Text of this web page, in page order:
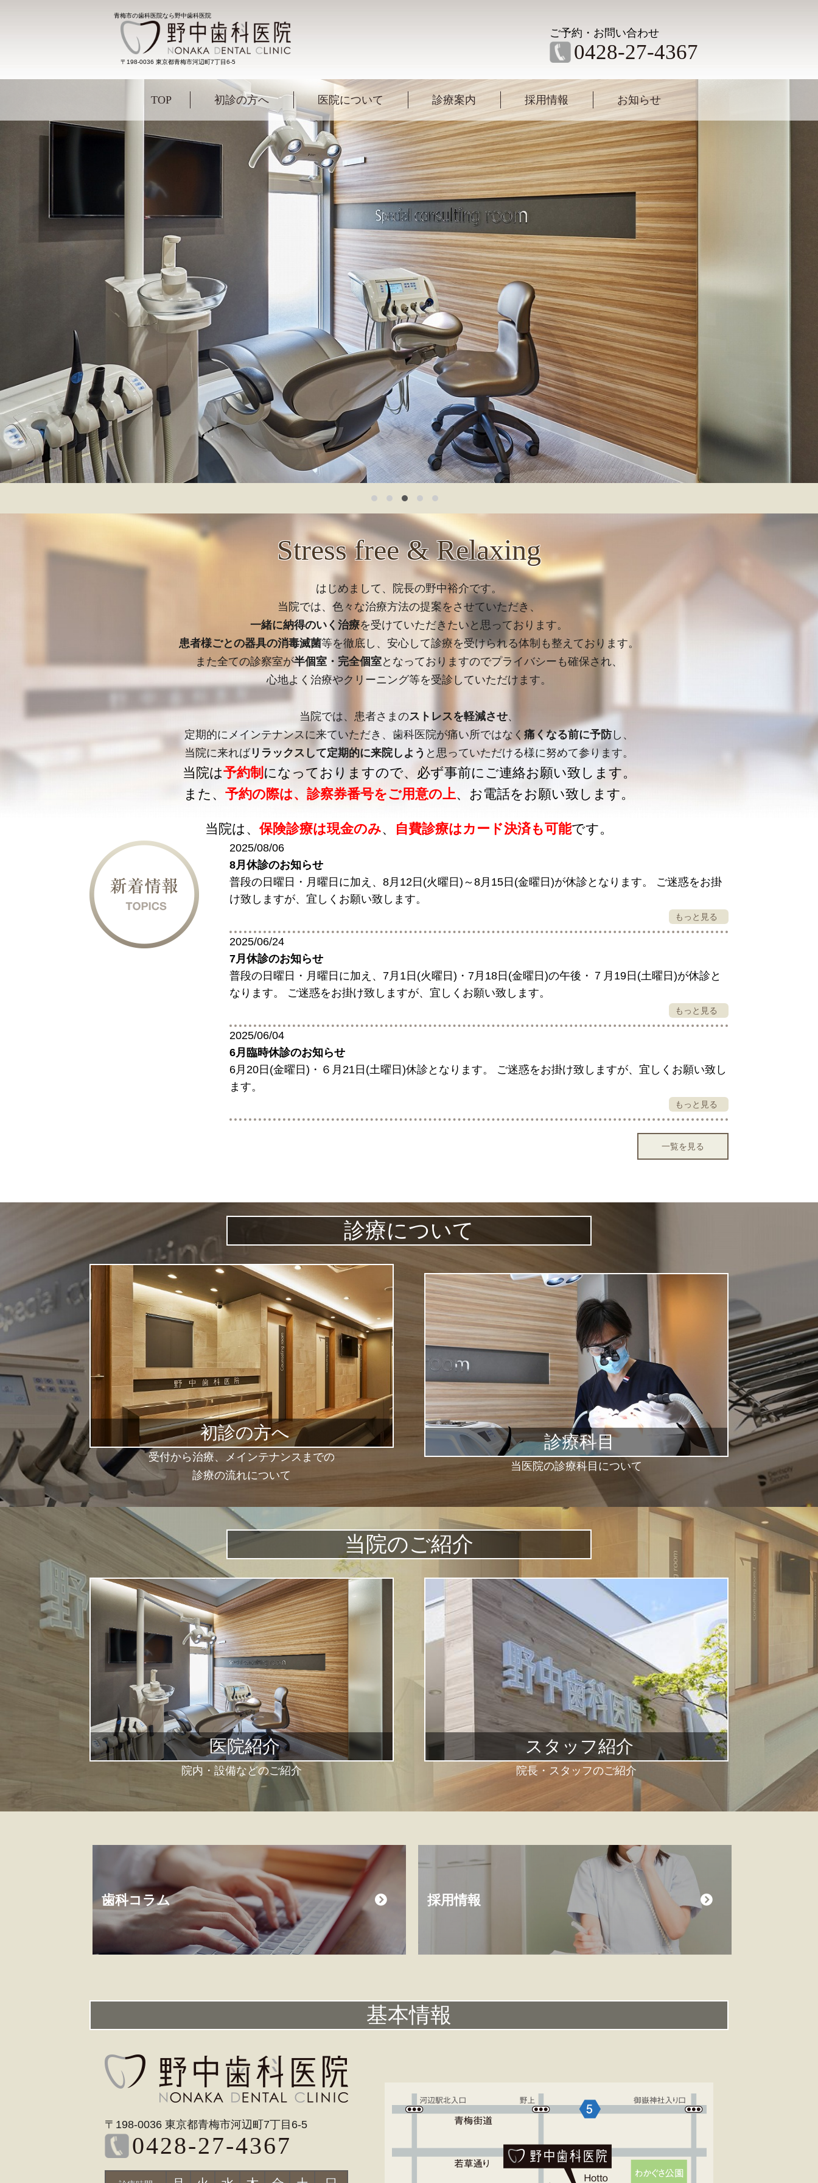
青梅市の歯科医院なら野中歯科医院
〒198-0036 東京都青梅市河辺町7丁目6-5
ご予約・お問い合わせ
0428-27-4367
TOP 初診の方へ 医院について 診療案内 採用情報 お知らせ
Stress free & Relaxing
はじめまして、院長の野中裕介です。
当院では、色々な治療方法の提案をさせていただき、
一緒に納得のいく治療を受けていただきたいと思っております。
患者様ごとの器具の消毒滅菌等を徹底し、安心して診療を受けられる体制も整えております。
また全ての診察室が半個室・完全個室となっておりますのでプライバシーも確保され、
心地よく治療やクリーニング等を受診していただけます。
当院では、患者さまのストレスを軽減させ、
定期的にメインテナンスに来ていただき、歯科医院が痛い所ではなく 痛くなる前に予防し、
当院に来ればリラックスして定期的に来院しよう と思っていただける様に努めて参ります。
当院は予約制 になっておりますので、必ず事前にご連絡お願い致します。
また、 予約の際は、診察券番号をご用意の上、お電話をお願い致します。
当院は、 保険診療は現金のみ、 自費診療はカード決済も可能です。
2025/08/06
8月休診のお知らせ
普段の日曜日・月曜日に加え、8月12日(火曜日)～8月15日(金曜日)が休診となります。 ご迷惑をお掛
け致しますが、宜しくお願い致します。
もっと見る
2025/06/24
7月休診のお知らせ
普段の日曜日・月曜日に加え、7月1日(火曜日)・7月18日(金曜日)の午後・７月19日(土曜日)が休診と
なります。 ご迷惑をお掛け致しますが、宜しくお願い致します。
もっと見る
2025/06/04
6月臨時休診のお知らせ
6月20日(金曜日)・６月21日(土曜日)休診となります。 ご迷惑をお掛け致しますが、宜しくお願い致し
ます。
もっと見る
一覧を見る
診療について
初診の方へ
受付から治療、メインテナンスまでの
診療の流れについて
診療科目
当医院の診療科目について
当院のご紹介
医院紹介
院内・設備などのご紹介
スタッフ紹介
院長・スタッフのご紹介
歯科コラム 採用情報
基本情報
〒198-0036 東京都青梅市河辺町7丁目6-5
0428-27-4367